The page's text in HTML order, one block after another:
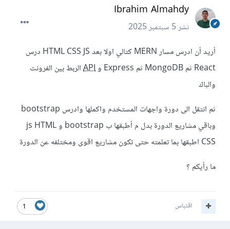
Ibrahim Almahdy
نشر5 سبتمبر 2025
أريد أن ادرس مسار MERN كتالي اولا بعد HTML CSS JS درس
React ثم MongoDB ثم Express و
APIالربط بين الفرونت
والباك
ثم انتقل الى دورة واجهات المستخدم واكملها وادرس bootstrap
وباقي مشاريع الدورة بدل م أطبقها ب bootstrap و js HTML
CSS اطبقها بما تعلمته حتى تكون مشاريع اقوى ومختلفه عن الدورة
ما رأيكم ؟
1 اقتباس